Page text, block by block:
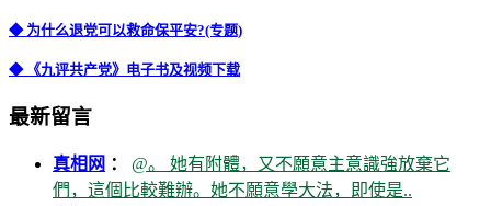
◆ 为什么退党可以救命保平安?(专题)
◆ 《九评共产党》电子书及视频下载
最新留言
真相网 ： @。 她有附體，又不願意主意識強放棄它
們，這個比較難辦。她不願意學大法，即使是..